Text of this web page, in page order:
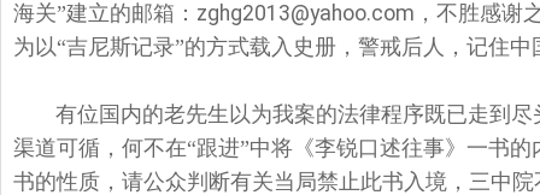
海关”建立的邮箱： zghg2013@yahoo.com ，不胜感谢
为以“吉尼斯记录”的方式载入史册，警戒后人，记住
有位国内的老先生以为我案的法律程序既已走到
渠道可循，何不在“跟进”中将《李锐口述往事》一书
书的性质，请公众判断有关当局禁止此书入境，三中